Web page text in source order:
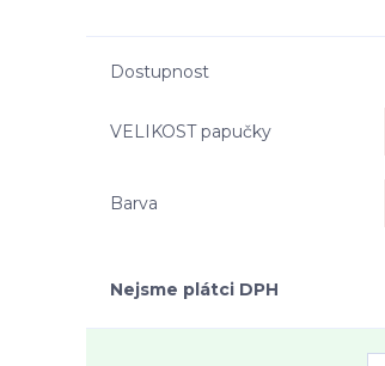
Dostupnost
VELIKOST papučky
Barva
Nejsme plátci DPH